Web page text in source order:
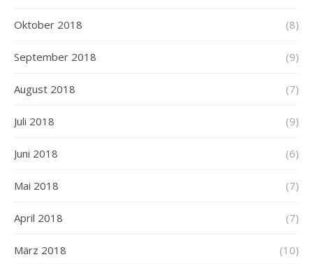
Oktober 2018 (8)
September 2018 (9)
August 2018 (7)
Juli 2018 (9)
Juni 2018 (6)
Mai 2018 (7)
April 2018 (7)
März 2018 (10)